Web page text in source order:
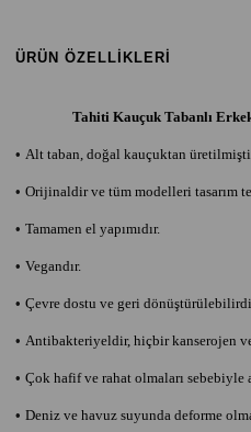
ÜRÜN ÖZELLIKLERI
Tahiti Kauçuk Tabanlı
• Alt taban, doğal kauçuktan
• Orijinaldir ve tüm modelleri tasarım
• Tamamen el yapımıdır.
• Vegandır.
• Çevre dostu ve geri
• Antibakteriyeldir, hiçbir kanserojen
• Çok hafif ve rahat olmaları sebebiyle
• Deniz ve havuz suyunda deforme